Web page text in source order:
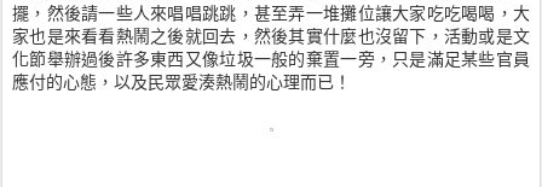
擺，然後請一些人來唱唱跳跳，甚至弄一堆攤位讓大家吃吃喝喝，大
家也是來看看熱鬧之後就回去，然後其實什麼也沒留下，活動或是文
化節舉辦過後許多東西又像垃圾一般的棄置一旁，只是滿足某些官員
應付的心態，以及民眾愛湊熱鬧的心理而已！